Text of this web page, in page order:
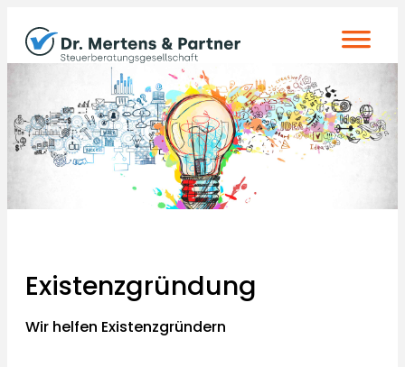
Inhalt
springen
Existenzgründung
Wir helfen Existenzgründern